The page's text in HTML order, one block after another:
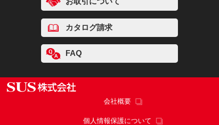
カタログ請求
FAQ
会社概要
個人情報保護について